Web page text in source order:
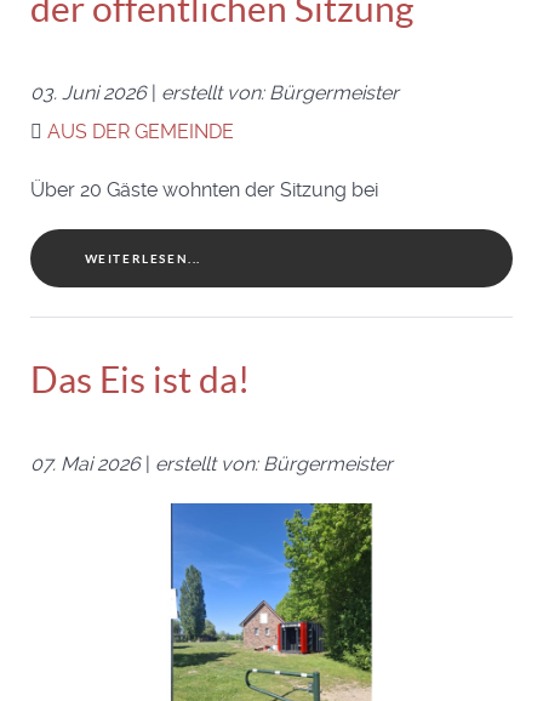
der öffentlichen Sitzung
03. Juni 2026
erstellt von: Bürgermeister
AUS DER GEMEINDE
Über 20 Gäste wohnten der Sitzung bei
WEITERLESEN...
Das Eis ist da!
07. Mai 2026 erstellt von: Bürgermeister